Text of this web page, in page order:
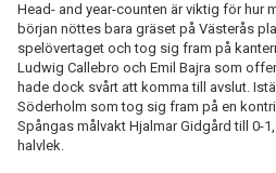
Head- and year-counten är viktig för hur
början nöttes bara gräset på Västerås
spelövertaget och tog sig fram på
Ludwig Callebro och Emil Bajra som
hade dock svårt att komma till avslut.
Söderholm som tog sig fram på en
Spångas målvakt Hjalmar Gidgård till 0-
halvlek.